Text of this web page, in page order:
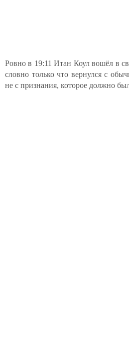
Ровно в 19:11 Итан Коул вошёл в
словно только что вернулся с
не с признания, которое должно